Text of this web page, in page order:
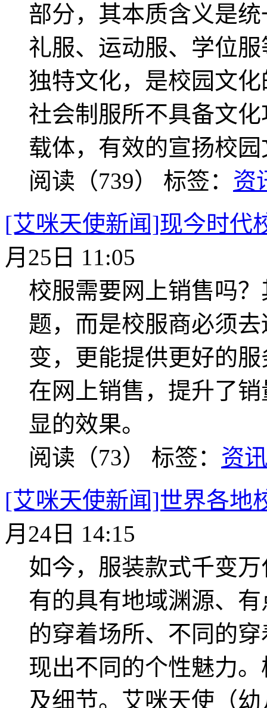
部分，其本质含义是
礼服、运动服、学位
独特文化，是校园文
社会制服所不具备文
载体，有效的宣扬校
阅读（739） 标签： 资
[艾咪天使新闻]现今时代
月25日 11:05
校服需要网上销售吗
题，而是校服商必须
变，更能提供更好的
在网上销售，提升了
显的效果。
阅读（73） 标签： 资讯
[艾咪天使新闻]世界各地
月24日 14:15
如今，服装款式千变
有的具有地域渊源、
的穿着场所、不同的
现出不同的个性魅力
及细节。艾咪天使（